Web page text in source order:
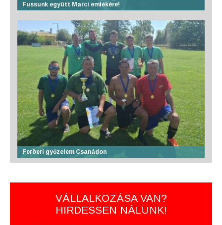
Fussunk együtt Marci emlékére!
Feröeri győzelem Csanádon
VÁLLALKOZÁSA VAN?
HIRDESSEN NÁLUNK!